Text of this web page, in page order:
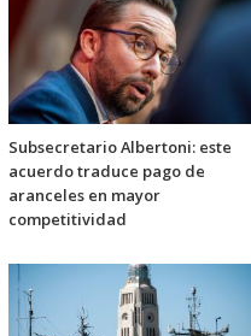
Subsecretario Albertoni: este
acuerdo traduce pago de
aranceles en mayor
competitividad